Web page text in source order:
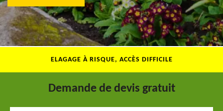
ELAGAGE À RISQUE, ACCÈS DIFFICILE
Demande de devis gratuit